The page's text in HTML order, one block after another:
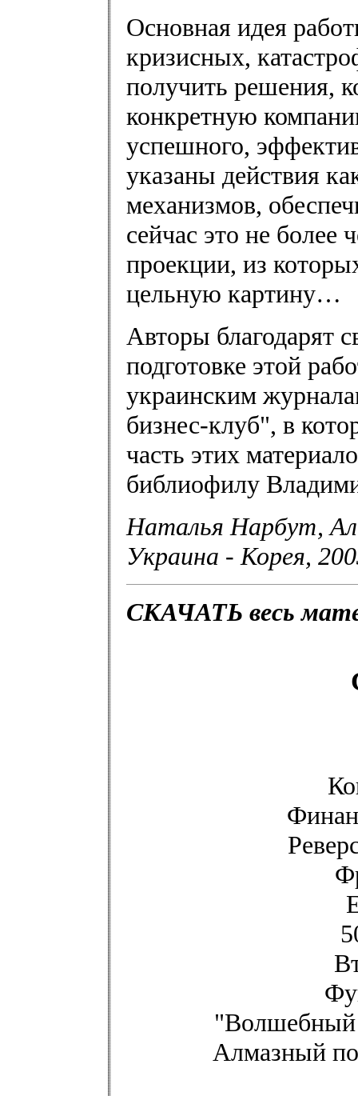
Основная идея
кризисных,
получить решения,
конкретную
успешного,
указаны действия
механизмов,
сейчас это не
проекции, из
цельную картину…
Авторы благодарят
подготовке этой
украинским
бизнес-клуб", в
часть этих
библиофилу
Наталья Нарбут,
Украина - Корея,
СКАЧАТЬ весь
"Волшебный
Алмазный